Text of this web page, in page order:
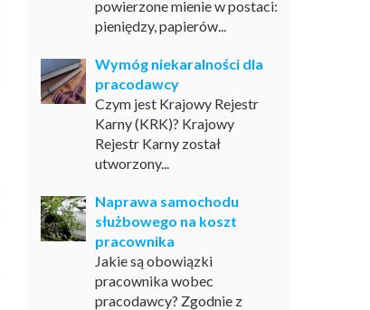
powierzone mienie w postaci:
pieniędzy, papierów...
Wymóg niekaralności dla
pracodawcy
Czym jest Krajowy Rejestr
Karny (KRK)? Krajowy
Rejestr Karny został
utworzony...
Naprawa samochodu
służbowego na koszt
pracownika
Jakie są obowiązki
pracownika wobec
pracodawcy? Zgodnie z